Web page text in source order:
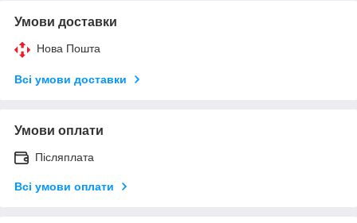
Умови доставки
Нова Пошта
Всі умови доставки
Умови оплати
Післяплата
Всі умови оплати